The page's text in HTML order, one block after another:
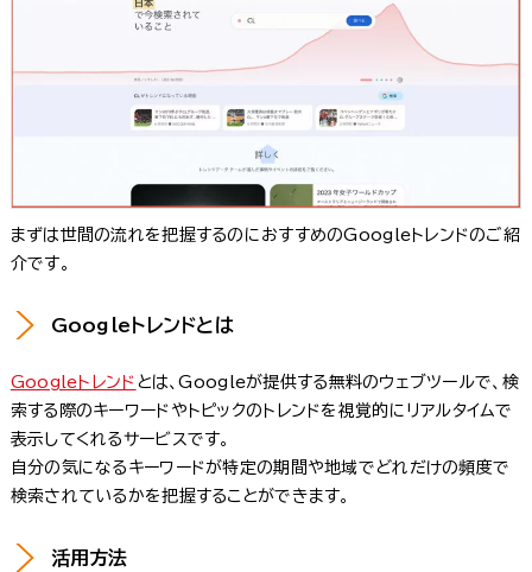
まずは世間の流れを把握するのにおすすめのGoogleトレンドのご紹
介です。
Googleトレンドとは
Googleトレンド とは、Googleが提供する無料のウェブツールで、検
索する際のキーワードやトピックのトレンドを視覚的にリアルタイムで
表示してくれるサービスです。
自分の気になるキーワードが特定の期間や地域でどれだけの頻度で
検索されているかを把握することができます。
活用方法